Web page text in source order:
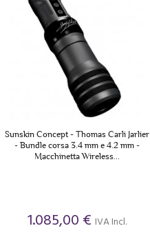
Sunskin Concept - Thomas Carli Jarlier
- Bundle corsa 3.4 mm e 4.2 mm -
Macchinetta Wireless...
1.085,00 € IVA Incl.